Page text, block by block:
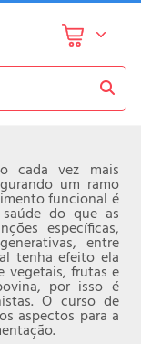
cada vez mais
um ramo
funcional é
do que as
específicas,
entre
tenha efeito ela
vegetais, frutas e
por isso é
O curso de
aspectos para a